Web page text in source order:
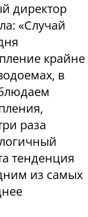
директор
«Случай
крайне
в
раза
тенденция
из самых